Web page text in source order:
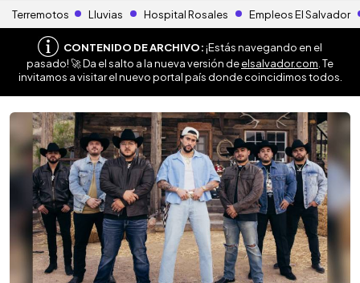
Terremotos Lluvias Hospital Rosales Empleos El Salvador
CONTENIDO DE ARCHIVO:¡Estás navegando en el
pasado! 🚀 Da el salto a la nueva versión deelsalvador.com . Te
invitamos a visitar el nuevo portal país donde coincidimos todos.